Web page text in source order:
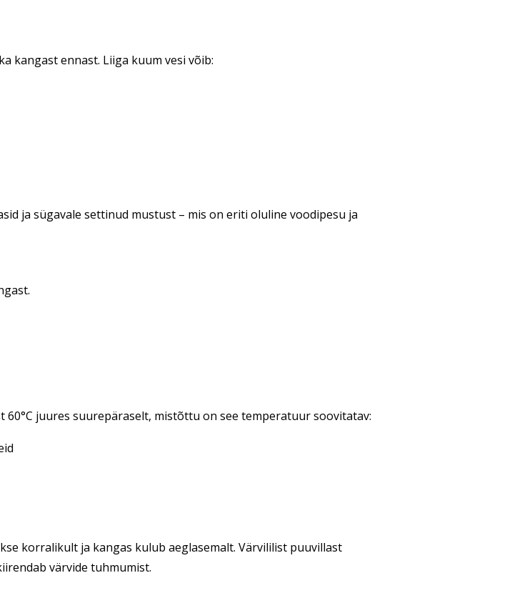
kangast ennast. Liiga kuum vesi võib:
ja sügavale settinud mustust – mis on eriti oluline voodipesu ja
60°C juures suurepäraselt, mistõttu on see temperatuur soovitatav:
korralikult ja kangas kulub aeglasemalt. Värvililist puuvillast
värvide tuhmumist.